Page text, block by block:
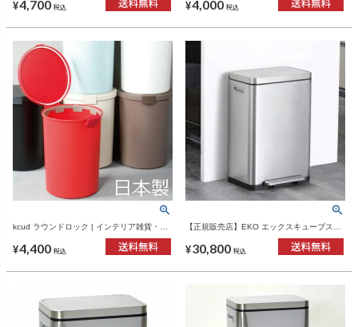
¥4,700 税込 ¥4,000 税込
kcud ラウンドロック | インテリア雑貨・ゴ
¥4,400 税込
【正規販売店】EKO エックスキューブステ
ップビン 45L | インテリア雑貨・ゴミ箱
¥30,800 税込